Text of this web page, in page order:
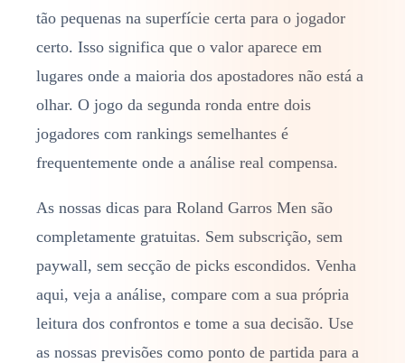
tão pequenas na superfície certa para o jogador
certo. Isso significa que o valor aparece em
lugares onde a maioria dos apostadores não está a
olhar. O jogo da segunda ronda entre dois
jogadores com rankings semelhantes é
frequentemente onde a análise real compensa.
As nossas dicas para Roland Garros Men são
completamente gratuitas. Sem subscrição, sem
paywall, sem secção de picks escondidos. Venha
aqui, veja a análise, compare com a sua própria
leitura dos confrontos e tome a sua decisão. Use
as nossas previsões como ponto de partida para a